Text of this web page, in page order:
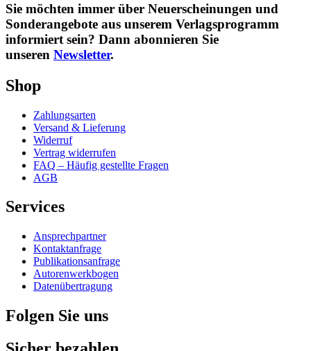
Sie möchten immer über Neuerscheinungen und
Sonderangebote aus unserem Verlagsprogramm
informiert sein? Dann abonnieren Sie
unseren Newsletter.
Shop
Zahlungsarten
Versand & Lieferung
Widerruf
Vertrag widerrufen
FAQ – Häufig gestellte Fragen
AGB
Services
Ansprechpartner
Kontaktanfrage
Publikationsanfrage
Autorenwerkbogen
Datenübertragung
Folgen Sie uns